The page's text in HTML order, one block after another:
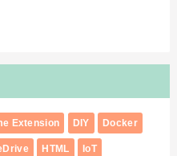
Extension DIY Docker
HTML IoT